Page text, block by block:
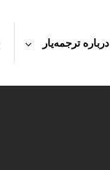
درباره ترجمه‌یار